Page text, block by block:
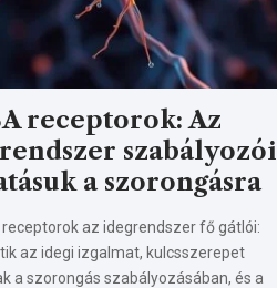
receptorok: Az
szabályozói
a szorongásra
receptorok az idegrendszer fő gátlói:
az idegi izgalmat, kulcsszerepet
a szorongás szabályozásában, és a